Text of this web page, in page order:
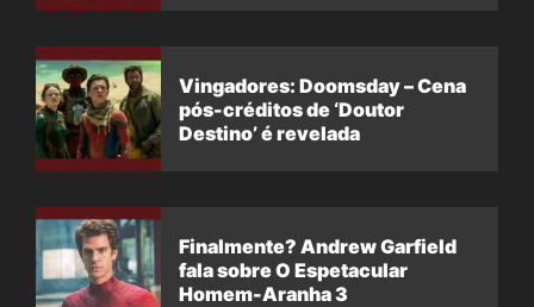
Vingadores: Doomsday – Cena
pós-créditos de ‘Doutor
Destino’ é revelada
Finalmente? Andrew Garfield
fala sobre O Espetacular
Homem-Aranha 3